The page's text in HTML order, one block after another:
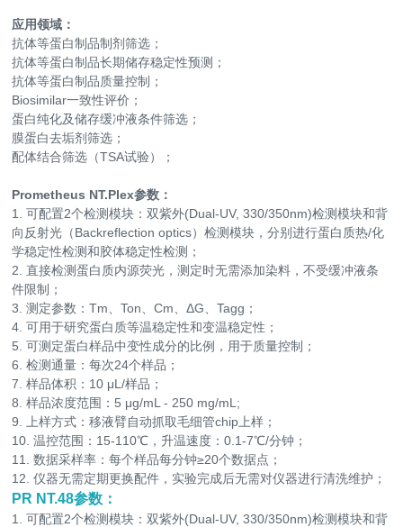
应用领域：
抗体等蛋白制品制剂筛选；
抗体等蛋白制品长期储存稳定性预测；
抗体等蛋白制品质量控制；
Biosimilar一致性评价；
蛋白纯化及储存缓冲液条件筛选；
膜蛋白去垢剂筛选；
配体结合筛选（TSA试验）；
Prometheus NT.Plex参数：
1. 可配置2个检测模块：双紫外(Dual-UV, 330/350nm)检测模块和背
向反射光（Backreflection optics）检测模块，分别进行蛋白质热/化
学稳定性检测和胶体稳定性检测；
2. 直接检测蛋白质内源荧光，测定时无需添加染料，不受缓冲液条
件限制；
3. 测定参数：Tm、Ton、Cm、ΔG、Tagg；
4. 可用于研究蛋白质等温稳定性和变温稳定性；
5. 可测定蛋白样品中变性成分的比例，用于质量控制；
6. 检测通量：每次24个样品；
7. 样品体积：10 μL/样品；
8. 样品浓度范围：5 μg/mL - 250 mg/mL;
9. 上样方式：移液臂自动抓取毛细管chip上样；
10. 温控范围：15-110℃，升温速度：0.1-7℃/分钟；
11. 数据采样率：每个样品每分钟≥20个数据点；
12. 仪器无需定期更换配件，实验完成后无需对仪器进行清洗维护；
PR NT.48参数：
1. 可配置2个检测模块：双紫外(Dual-UV, 330/350nm)检测模块和背